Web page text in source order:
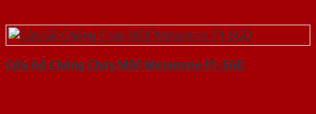
Cửa Gỗ Chống Cháy MDF Melamine P1-SGD